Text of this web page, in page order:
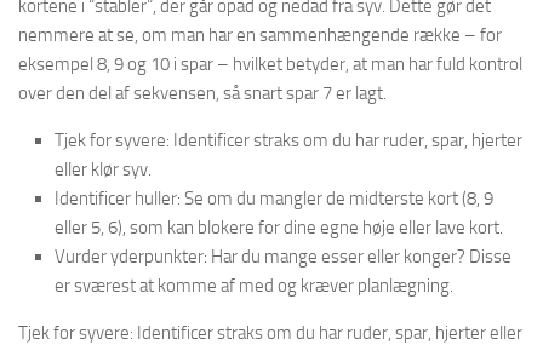
kortene i “stabler”, der går opad og nedad fra syv. Dette gør det
nemmere at se, om man har en sammenhængende række – for
eksempel 8, 9 og 10 i spar – hvilket betyder, at man har fuld kontrol
over den del af sekvensen, så snart spar 7 er lagt.
Tjek for syvere: Identificer straks om du har ruder, spar, hjerter
eller klør syv.
Identificer huller: Se om du mangler de midterste kort (8, 9
eller 5, 6), som kan blokere for dine egne høje eller lave kort.
Vurder yderpunkter: Har du mange esser eller konger? Disse
er sværest at komme af med og kræver planlægning.
Tjek for syvere: Identificer straks om du har ruder, spar, hjerter eller